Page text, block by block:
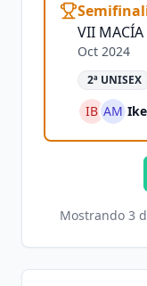
VII MACÍA
Oct 2024
2ª UNISEX
IB AM
Mostrando 3